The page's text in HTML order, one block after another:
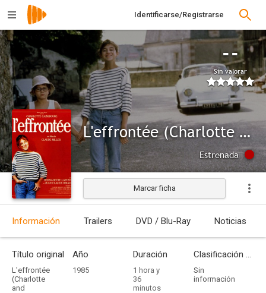
Identificarse/Registrarse
--
Sin valorar
L'effrontée (Charlotte and Lulu)
Estrenada
Marcar ficha
Información Trailers DVD / Blu-Ray Noticias
Título original
L'effrontée
(Charlotte
and
Año
1985
Duración
1 hora y
36
minutos
Clasificación por edades
Sin
información